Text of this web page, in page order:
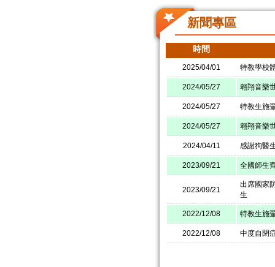
新聞專區
時間
2025/04/01 特教學校
2024/05/27 翱翔音樂
2024/05/27 特教生施
2024/05/27 翱翔音樂
2024/04/11 感謝狗醫
2023/09/21 全國師生
2023/09/21
出席國家
生
2022/12/08 特教生施
2022/12/08 中度自閉